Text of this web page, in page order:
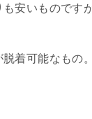
安いものですが
着可能なもの。